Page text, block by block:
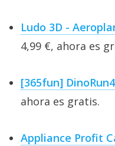
Ludo 3D -
4,99 €, ahora es
[365fun] DinoRun4
ahora es gratis.
Appliance Profit